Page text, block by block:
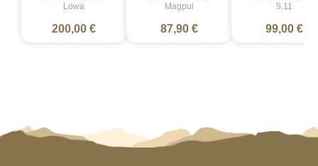
Lowa
200,00 €
Magpul
87,90 €
5.11
99,00 €